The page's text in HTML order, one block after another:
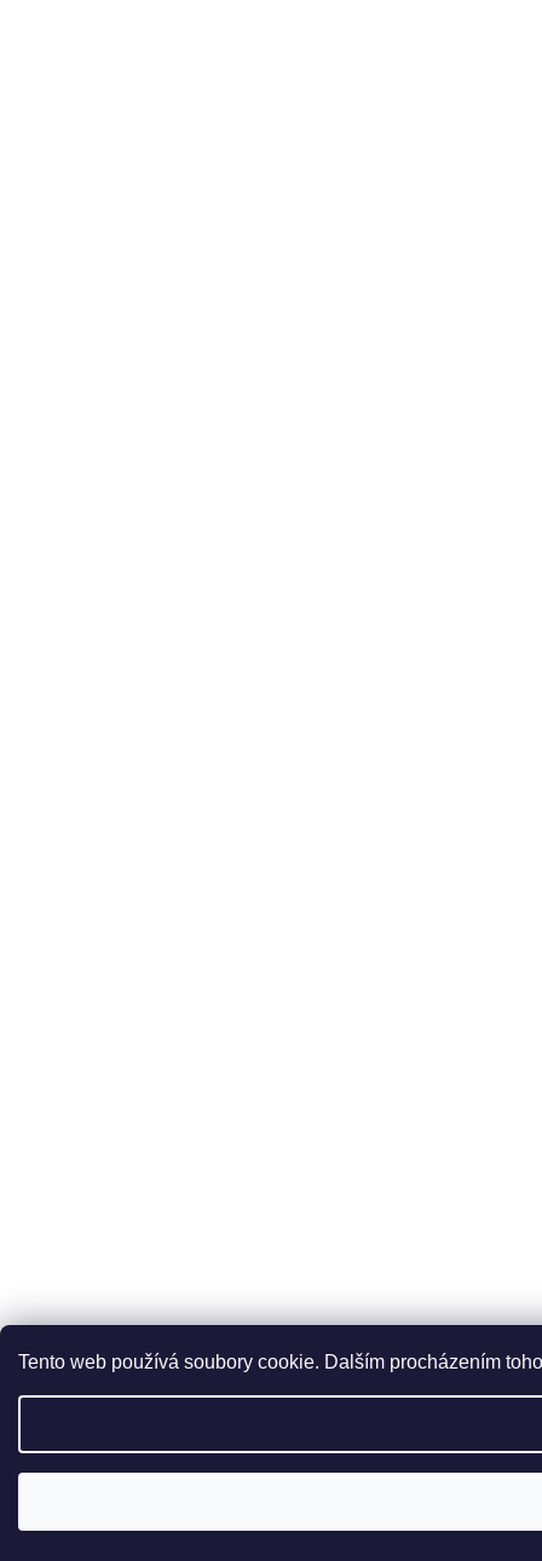
Tento web používá soubory cookie. Dalším procházením